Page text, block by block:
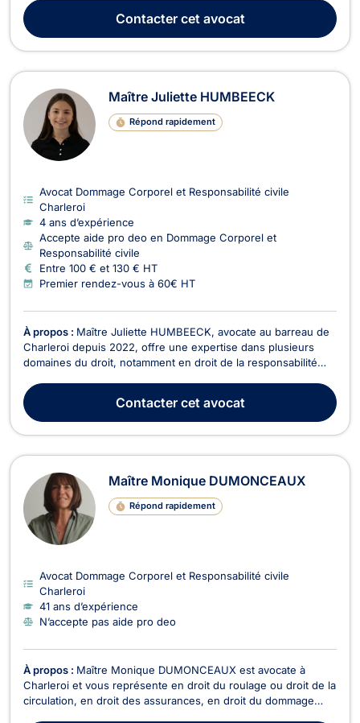
catholique de Louvain, avec une spécialisation en droit civil et
pénal, Maître Crupi a prêté serment en...
Contactercet avocat
Maître Juliette HUMBEECK
Répond rapidement
Avocat Dommage Corporel et Responsabilité civile
Charleroi
4 ans d’expérience
Accepte aide pro deo en Dommage Corporel et
Responsabilité civile
Entre 100 € et 130 € HT
Premier rendez-vous à 60€ HT
À propos : Maître Juliette HUMBEECK, avocate au barreau de
Charleroi depuis 2022, offre une expertise dans plusieurs
domaines du droit, notamment en droit de la responsabilité
et en droit du roulage. Maître HUMBEECK est titulaire d'un
master en droit à finalité spécialis...
Contactercet avocat
Maître Monique DUMONCEAUX
Répond rapidement
Avocat Dommage Corporel et Responsabilité civile
Charleroi
41 ans d’expérience
N’accepte pas aide pro deo
À propos : Maître Monique DUMONCEAUX est avocate à
Charleroi et vous représente en droit du roulage ou droit de la
circulation, en droit des assurances, en droit du dommage